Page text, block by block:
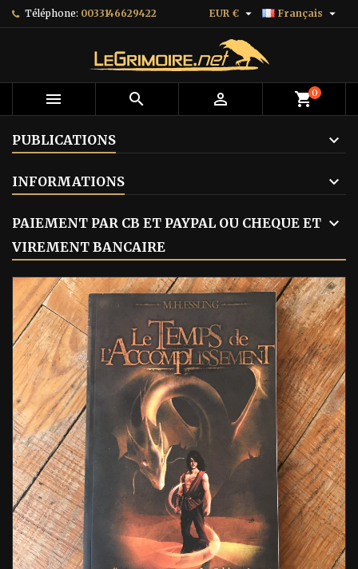
Téléphone: 0033146629422 Français 
EUR € 
   shopping_cart0
PUBLICATIONS
INFORMATIONS
PAIEMENT PAR CB ET PAYPAL OU CHEQUE ET
VIREMENT BANCAIRE